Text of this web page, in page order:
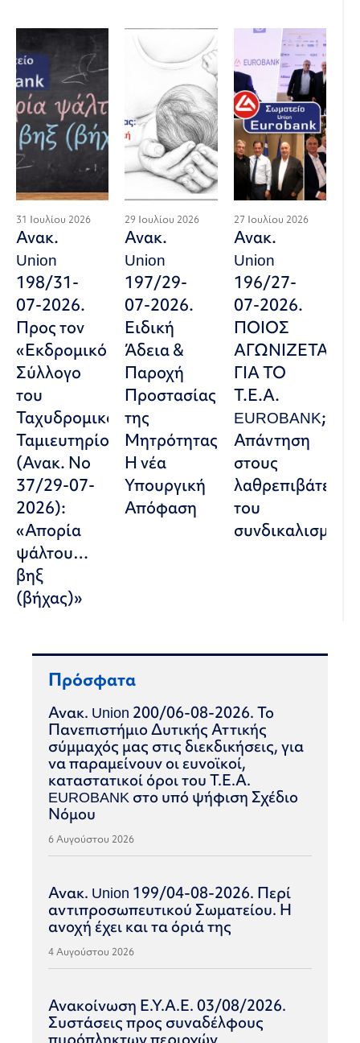
31 Ιουλίου 2026
Ανακ.
Union
198/31-
07-2026.
Προς τον
«Εκδρομικό
Σύλλογο
του
Ταχυδρομικού
Ταμιευτηρίου»
(Ανακ. Νο
37/29-07-
2026):
«Απορία
ψάλτου…
βηξ
(βήχας)»
29 Ιουλίου 2026
Ανακ.
Union
197/29-
07-2026.
Ειδική
Άδεια &
Παροχή
Προστασίας
της
Μητρότητας:
Η νέα
Υπουργική
Απόφαση
27 Ιουλίου 2026
Ανακ.
Union
196/27-
07-2026.
ΠΟΙΟΣ
ΑΓΩΝΙΖΕΤΑΙ
ΓΙΑ ΤΟ
Τ.Ε.Α.
EUROBANK;
Απάντηση
στους
λαθρεπιβάτες
του
συνδικαλισμού
Πρόσφατα
Ανακ. Union 200/06-08-2026. Το
Πανεπιστήμιο Δυτικής Αττικής
σύμμαχός μας στις διεκδικήσεις, για
να παραμείνουν οι ευνοϊκοί,
καταστατικοί όροι του Τ.Ε.Α.
EUROBANK στο υπό ψήφιση Σχέδιο
Νόμου
6 Αυγούστου 2026
Ανακ. Union 199/04-08-2026. Περί
αντιπροσωπευτικού Σωματείου. Η
ανοχή έχει και τα όριά της
4 Αυγούστου 2026
Ανακοίνωση Ε.Υ.Α.Ε. 03/08/2026.
Συστάσεις προς συναδέλφους